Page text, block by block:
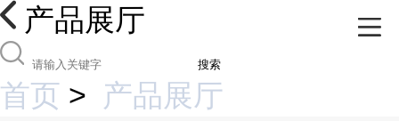
产品展厅
搜索
首页 > 产品展厅